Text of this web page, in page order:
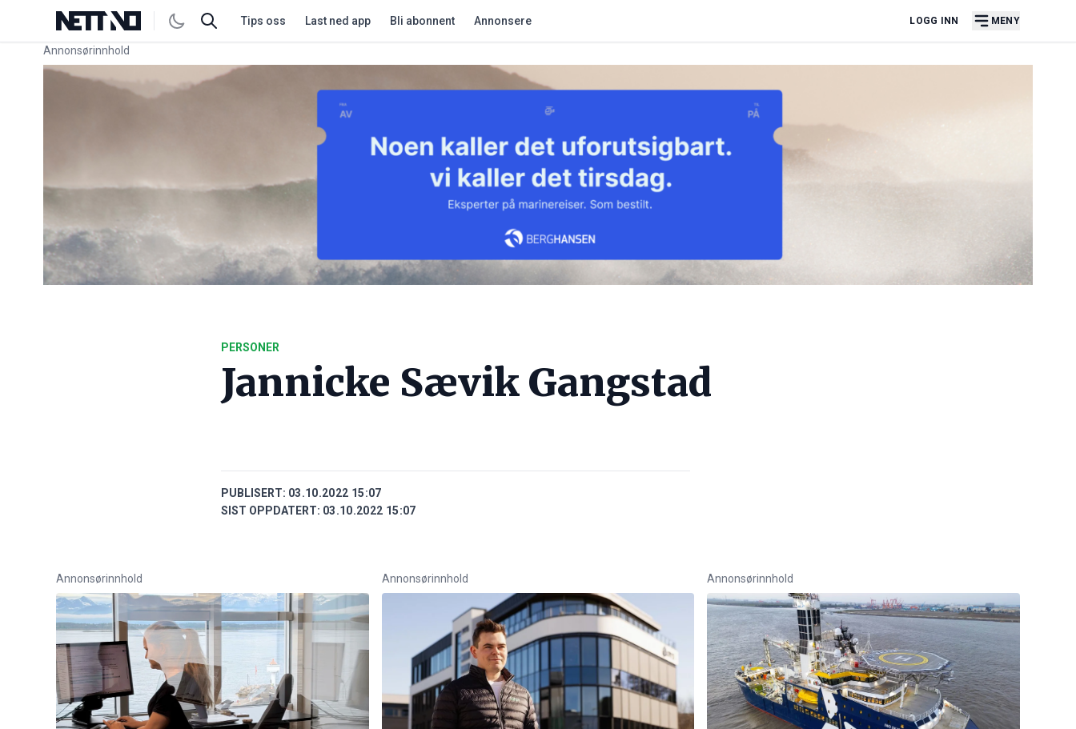
Tips oss Last ned app Bli abonnent Annonsere LOGG INN MENY
Annonsørinnhold
Link for annonse
PERSONER
Jannicke Sævik Gangstad
PUBLISERT: 03.10.2022 15:07
SIST OPPDATERT: 03.10.2022 15:07
Annonsørinnhold Annonsørinnhold Annonsørinnhold